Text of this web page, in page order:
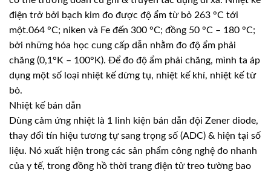
điện trở bởi bạch kim đo được độ ẩm từ bỏ 263 °C tới
một.064 °C; niken và Fe đến 300 °C; đồng 50 °C – 180 °C;
bởi những hóa học cung cấp dẫn nhằm đo độ ẩm phải
chăng (0,1°K – 100°K). Để đo độ ẩm phải chăng, mình ta áp
dụng một số loại nhiệt kế dừng tụ, nhiệt kế khí, nhiệt kế từ
bỏ.
Nhiệt kế bán dẫn
Dùng cảm ứng nhiệt là 1 linh kiện bán dẫn đội Zener diode,
thay đổi tín hiệu tương tự sang trọng số (ADC) & hiện tại số
liệu. Nó xuất hiện trong các sản phẩm công nghệ đo nhanh
của y tế, trong đồng hồ thời trang điện tử treo tường bao